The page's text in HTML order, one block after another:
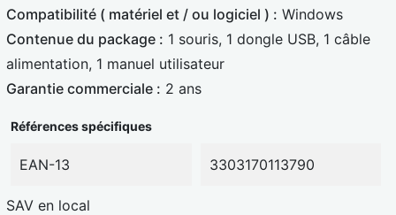
Compatibilité ( matériel et / ou logiciel ) : Windows
Contenue du package : 1 souris, 1 dongle USB, 1 câble
alimentation, 1 manuel utilisateur
Garantie commerciale : 2 ans
Références spécifiques
EAN-13 3303170113790
SAV en local